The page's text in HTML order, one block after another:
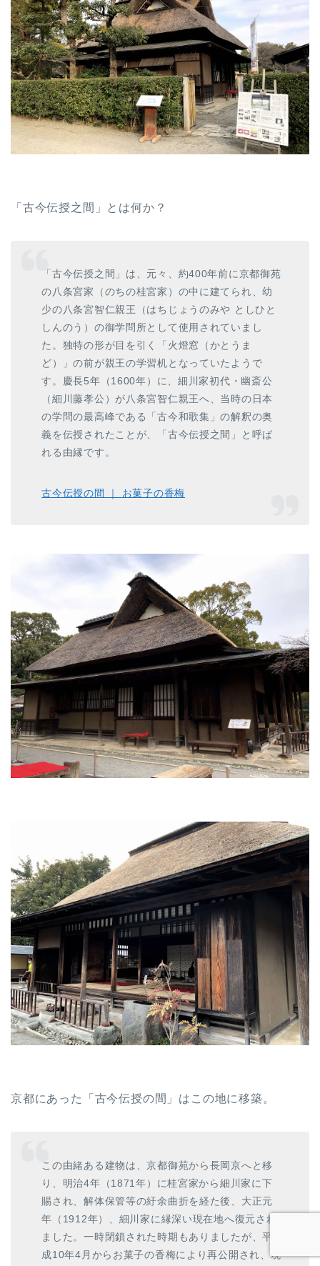
「古今伝授之間」とは何か？
「古今伝授之間」は、元々、約400年前に京都御苑
の八条宮家（のちの桂宮家）の中に建てられ、幼
少の八条宮智仁親王（はちじょうのみや としひと
しんのう）の御学問所として使用されていまし
た。独特の形が目を引く「火燈窓（かとうま
ど）」の前が親王の学習机となっていたようで
す。慶長5年（1600年）に、細川家初代・幽斎公
（細川藤孝公）が八条宮智仁親王へ、当時の日本
の学問の最高峰である「古今和歌集」の解釈の奥
義を伝授されたことが、「古今伝授之間」と呼ば
れる由縁です。
古今伝授の間 ｜ お菓子の香梅
京都にあった「古今伝授の間」はこの地に移築。
この由緒ある建物は、京都御苑から長岡京へと移
り、明治4年（1871年）に桂宮家から細川家に下
賜され、解体保管等の紆余曲折を経た後、大正元
年（1912年）、細川家に縁深い現在地へ復元され
ました。一時閉鎖された時期もありましたが、平
成10年4月からお菓子の香梅により再公開され、現